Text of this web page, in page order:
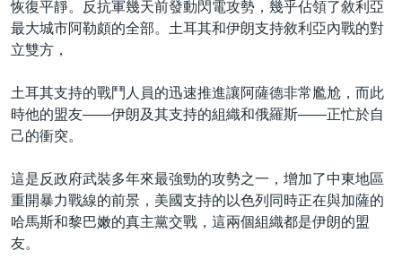
建國史話
廣播節目表
其他語言網站
恢復平靜。反抗軍幾天前發動閃電攻勢，幾乎佔領了敘利亞
最大城市阿勒頗的全部。土耳其和伊朗支持敘利亞內戰的對
立雙方，
土耳其支持的戰鬥人員的迅速推進讓阿薩德非常尷尬，而此
時他的盟友——伊朗及其支持的組織和俄羅斯——正忙於自
己的衝突。
這是反政府武裝多年來最強勁的攻勢之一，增加了中東地區
重開暴力戰線的前景，美國支持的以色列同時正在與加薩的
哈馬斯和黎巴嫩的真主黨交戰，這兩個組織都是伊朗的盟
友。